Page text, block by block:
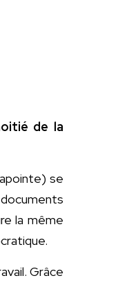
de la
se
la même
Grâce